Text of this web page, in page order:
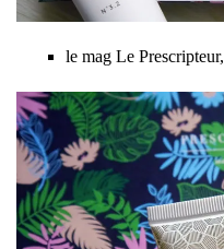
le mag Le Prescripteur,